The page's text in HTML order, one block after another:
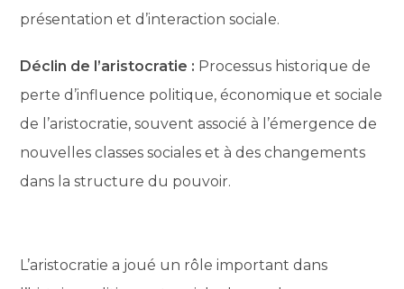
présentation et d’interaction sociale.
Déclin de l’aristocratie : Processus historique de
perte d’influence politique, économique et sociale
de l’aristocratie, souvent associé à l’émergence de
nouvelles classes sociales et à des changements
dans la structure du pouvoir.
L’aristocratie a joué un rôle important dans